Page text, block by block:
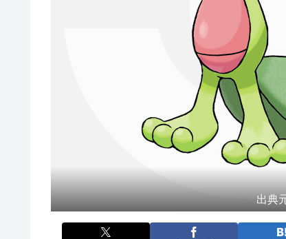
出典